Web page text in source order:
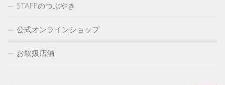
STAFFのつぶやき
公式オンラインショップ
お取扱店舗